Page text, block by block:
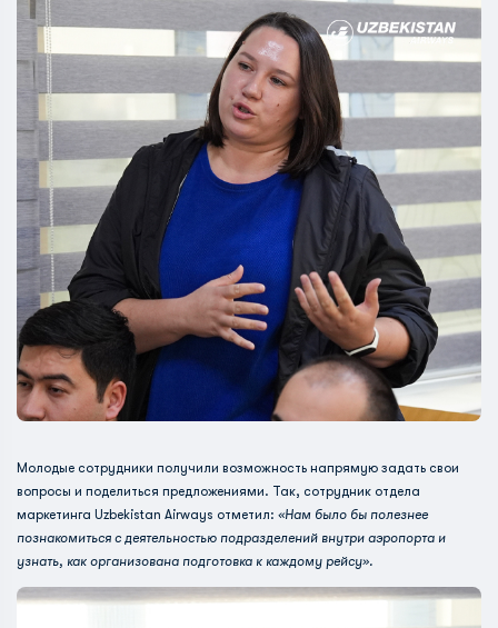
Молодые сотрудники получили возможность напрямую задать свои
вопросы и поделиться предложениями. Так, сотрудник отдела
маркетинга Uzbekistan Airways отметил: «Нам было бы полезнее
познакомиться с деятельностью подразделений внутри аэропорта и
узнать, как организована подготовка к каждому рейсу».